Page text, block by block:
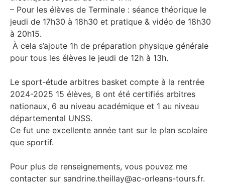
– Pour les élèves de Terminale : séance théorique le
jeudi de 17h30 à 18h30 et pratique & vidéo de 18h30
à 20h15.
À cela s’ajoute 1h de préparation physique générale
pour tous les élèves le jeudi de 12h à 13h.
Le sport-étude arbitres basket compte à la rentrée
2024-2025 15 élèves, 8 ont été certifiés arbitres
nationaux, 6 au niveau académique et 1 au niveau
départemental UNSS.
Ce fut une excellente année tant sur le plan scolaire
que sportif.
Pour plus de renseignements, vous pouvez me
contacter sur sandrine.theillay@ac-orleans-tours.fr.